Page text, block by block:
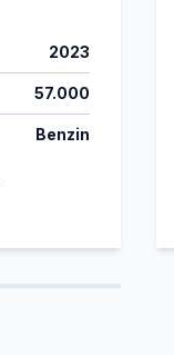
2023
57.000
Benzin